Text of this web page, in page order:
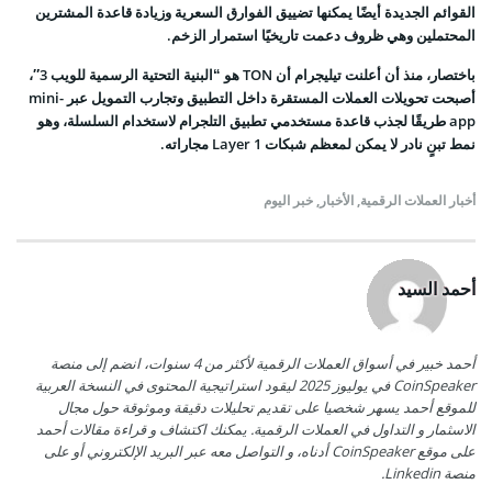
القوائم الجديدة أيضًا يمكنها تضييق الفوارق السعرية وزيادة قاعدة المشترين
المحتملين وهي ظروف دعمت تاريخيًا استمرار الزخم.
باختصار ،
منذ أن أعلنت تيليجرام أن TON هو “البنية التحتية الرسمية للويب 3″،
أصبحت تحويلات العملات المستقرة داخل التطبيق وتجارب التمويل عبر mini-
app طريقًا لجذب قاعدة مستخدمي تطبيق التلجرام لاستخدام السلسلة، وهو
نمط تبنٍ نادر لا يمكن لمعظم شبكات Layer 1 مجاراته.
أخبار العملات الرقمية, الأخبار, خبر اليوم
أحمد السيد
أحمد خبير في أسواق العملات الرقمية لأكثر من 4 سنوات، انضم إلى منصة
CoinSpeaker في يوليوز 2025 ليقود استراتيجية المحتوى في النسخة العربية
للموقع أحمد يسهر شخصيا على تقديم تحليلات دقيقة وموثوقة حول مجال
الاسثمار و التداول في العملات الرقمية. يمكنك اكتشاف و قراءة مقالات أحمد
على موقع CoinSpeaker أدناه، و التواصل معه عبر البريد الإلكتروني أو على
منصة Linkedin.